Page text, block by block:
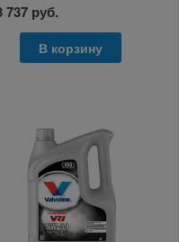
737 руб.
В корзину